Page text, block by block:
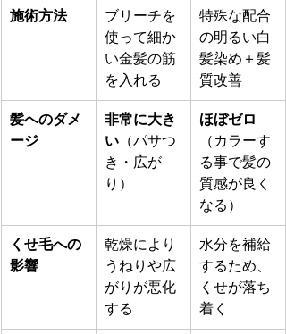
施術方法
ブリーチを
使って細か
い金髪の筋
を入れる
特殊な配合
の明るい白
髪染め＋髪
質改善
髪へのダメ
ージ
非常に大き
い （パサつ
き・広が
り）
ほぼゼロ
（カラーす
る事で髪の
質感が良く
なる）
くせ毛への
影響
乾燥により
うねりや広
がりが悪化
する
水分を補給
するため、
くせが落ち
着く